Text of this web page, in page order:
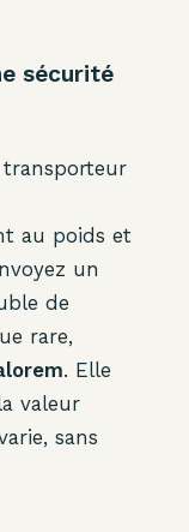
sécurité
au poids et
un
de
rare,
. Elle
valeur
sans